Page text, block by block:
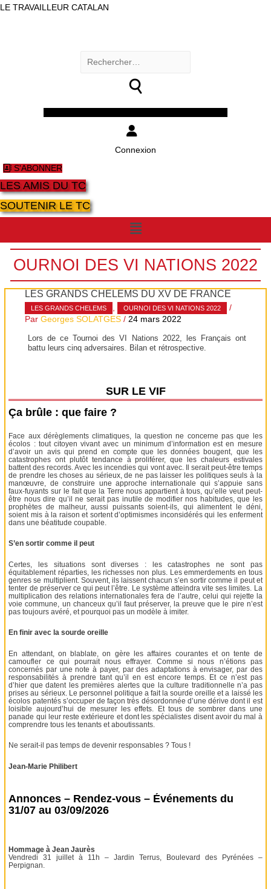
LE TRAVAILLEUR CATALAN
Rechercher :
Connexion
S'ABONNER
LES AMIS DU TC
SOUTENIR LE TC
Menu
OURNOI DES VI NATIONS 2022
LES GRANDS CHELEMS DU XV DE FRANCE
LES GRANDS CHELEMS , OURNOI DES VI NATIONS 2022
/
ParGeorges SOLATGES /24 mars 2022
Lors de ce Tournoi des VI Nations 2022, les Français ont
battu leurs cinq adversaires. Bilan et rétrospective.
SUR LE VIF
Ça brûle : que faire ?
Face aux dérèglements climatiques, la question ne concerne pas que les
écolos : tout citoyen vivant avec un minimum d’information est en mesure
d’avoir un avis qui prend en compte que les données bougent, que les
catastrophes ont plutôt tendance à proliférer, que les chaleurs estivales
battent des records. Avec les incendies qui vont avec. Il serait peut-être temps
de prendre les choses au sérieux, de ne pas laisser les politiques seuls à la
manœuvre, de construire une approche internationale qui s’appuie sans
faux-fuyants sur le fait que la Terre nous appartient à tous, qu’elle veut peut-
être nous dire qu’il ne serait pas inutile de modifier nos habitudes, que les
prophètes de malheur, aussi puissants soient-ils, qui alimentent le déni,
soient mis à la raison et sortent d’optimismes inconsidérés qui les enferment
dans une béatitude coupable.
S’en sortir comme il peut
Certes, les situations sont diverses : les catastrophes ne sont pas
équitablement réparties, les richesses non plus. Les emmerdements en tous
genres se multiplient. Souvent, ils laissent chacun s’en sortir comme il peut et
tenter de préserver ce qui peut l’être. Le système atteindra vite ses limites. La
multiplication des relations internationales fera de l’autre, celui qui rejette la
voie commune, un chanceux qu’il faut préserver, la preuve que le pire n’est
pas toujours avéré, et pourquoi pas un modèle à imiter.
En finir avec la sourde oreille
En attendant, on blablate, on gère les affaires courantes et on tente de
camoufler ce qui pourrait nous effrayer. Comme si nous n’étions pas
concernés par une note à payer, par des adaptations à envisager, par des
responsabilités à prendre tant qu’il en est encore temps. Et ce n’est pas
d’hier que datent les premières alertes que la culture traditionnelle n’a pas
prises au sérieux. Le personnel politique a fait la sourde oreille et a laissé les
écolos patentés s’occuper de façon très désordonnée d’une dérive dont il est
loisible aujourd’hui de mesurer les effets. Et tous de sombrer dans une
panade qui leur reste extérieure et dont les spécialistes disent avoir du mal à
comprendre tous les tenants et aboutissants.
Ne serait-il pas temps de devenir responsables ? Tous !
Jean-Marie Philibert
Annonces – Rendez-vous – Événements du
31/07 au 03/09/2026
Hommage à Jean Jaurès
Vendredi 31 juillet à 11h – Jardin Terrus, Boulevard des Pyrénées –
Perpignan.